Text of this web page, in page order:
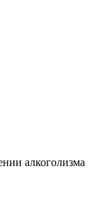
алкоголизма